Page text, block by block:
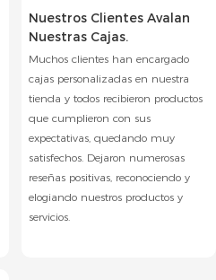
Nuestros Clientes Avalan
Nuestras Cajas.
Muchos clientes han encargado
cajas personalizadas en nuestra
tienda y todos recibieron productos
que cumplieron con sus
expectativas, quedando muy
satisfechos. Dejaron numerosas
reseñas positivas, reconociendo y
elogiando nuestros productos y
servicios.